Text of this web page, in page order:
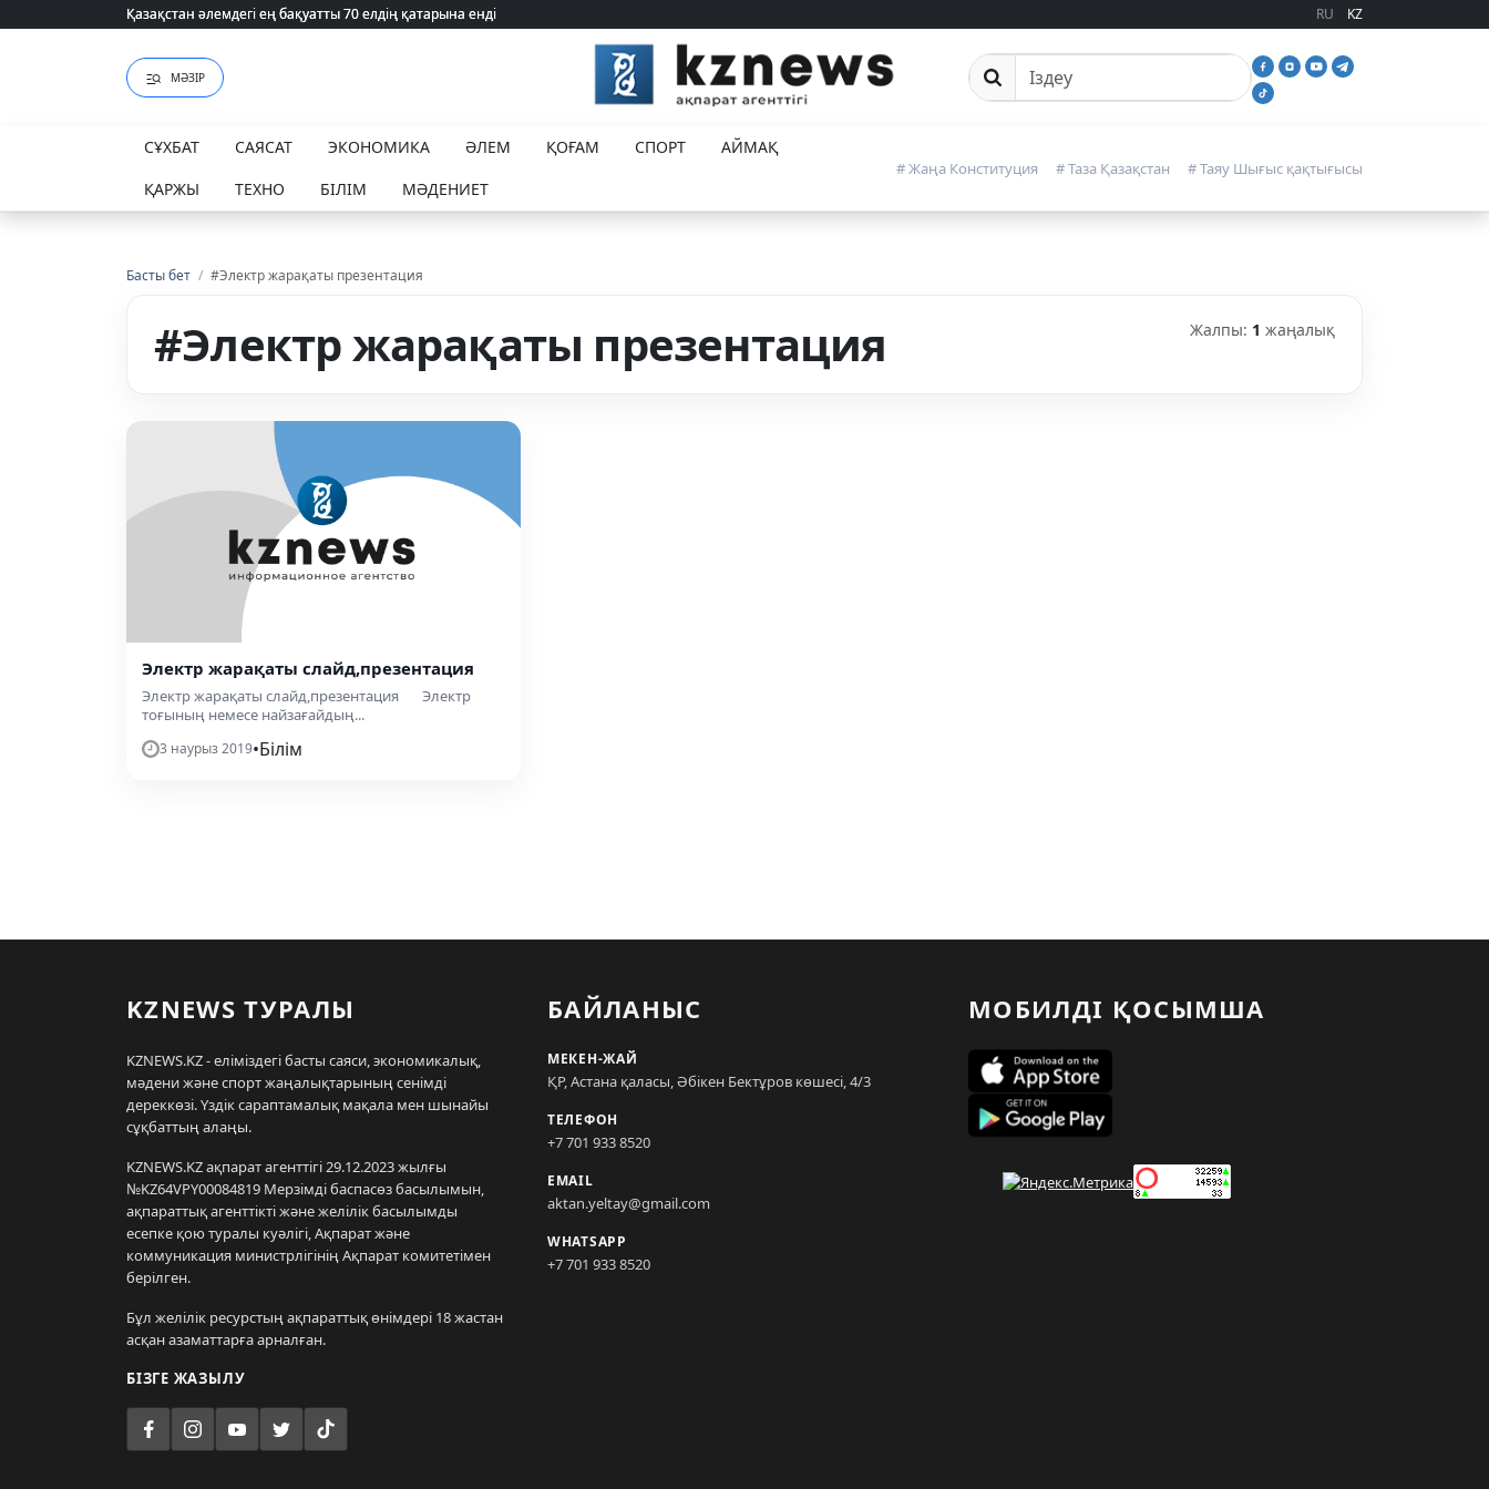
Қазақстан әлемдегі ең бақуатты 70 елдің қатарына енді
Қазақстан әлемдегі ең бақуатты 70 елдің қатарына енді RU KZ
МӘЗІР Сайттан іздеу
СҰХБАТ САЯСАТ ЭКОНОМИКА ӘЛЕМ ҚОҒАМ СПОРТ
АЙМАҚ
ҚАРЖЫ
ТЕХНО БІЛІМ МӘДЕНИЕТ
# Жаңа Конституция # Таза Қазақстан # Таяу Шығыс қақтығысы
Басты бет / #Электр жарақаты презентация
#Электр жарақаты презентация Жалпы: 1 жаңалық
Электр жарақаты слайд,презентация
Электр жарақаты слайд,презентация Электр
тоғының немесе найзағайдың...
3 наурыз 2019•Білім
KZNEWS ТУРАЛЫ
KZNEWS.KZ - еліміздегі басты саяси, экономикалық,
мәдени және спорт жаңалықтарының сенімді
дереккөзі. Үздік сараптамалық мақала мен шынайы
сұқбаттың алаңы.
KZNEWS.KZ ақпарат агенттігі 29.12.2023 жылғы
№KZ64VPY00084819 Мерзімді баспасөз басылымын,
ақпараттық агенттікті және желілік басылымды
есепке қою туралы куәлігі, Ақпарат және
коммуникация министрлігінің Ақпарат комитетімен
берілген.
Бұл желілік ресурстың ақпараттық өнімдері 18 жастан
асқан азаматтарға арналған.
БІЗГЕ ЖАЗЫЛУ
БАЙЛАНЫС
МЕКЕН-ЖАЙ
ҚР, Астана қаласы, Әбікен Бектұров көшесі, 4/3
ТЕЛЕФОН
+7 701 933 8520
EMAIL
aktan.yeltay@gmail.com
WHATSAPP
+7 701 933 8520
МОБИЛДІ ҚОСЫМША